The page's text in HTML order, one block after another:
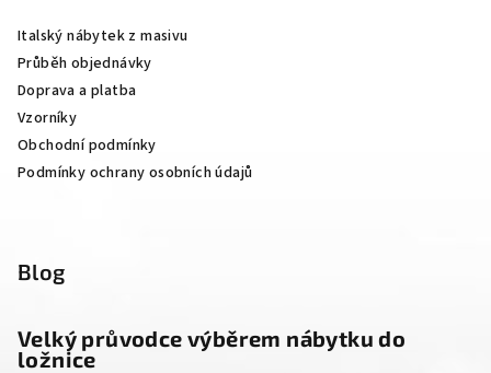
Italský nábytek z masivu
Průběh objednávky
Doprava a platba
Vzorníky
Obchodní podmínky
Podmínky ochrany osobních údajů
Blog
Velký průvodce výběrem nábytku do
ložnice